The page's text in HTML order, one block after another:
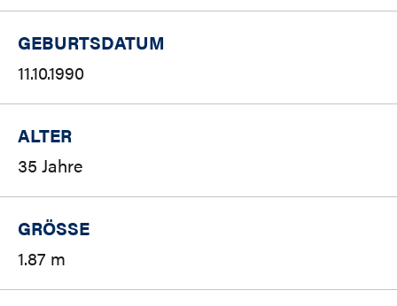
GEBURTSDATUM
11.10.1990
ALTER
35 Jahre
GRÖSSE
1.87 m